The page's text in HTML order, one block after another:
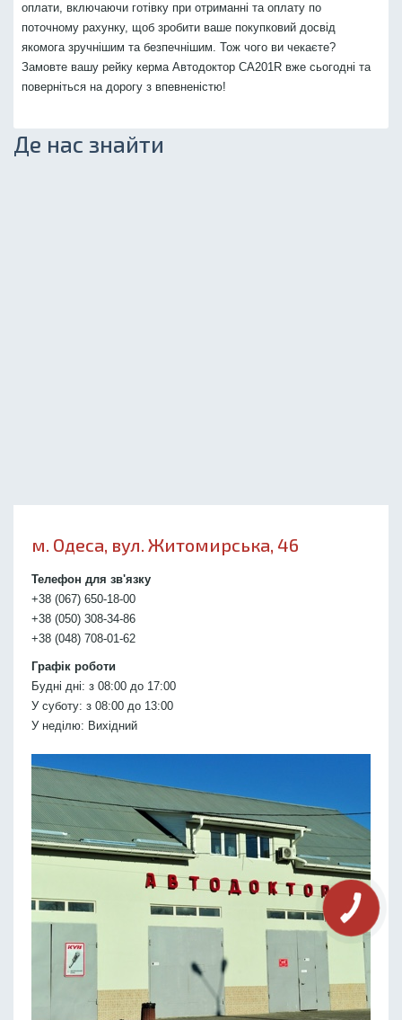
оплати, включаючи готівку при отриманні та оплату по
поточному рахунку, щоб зробити ваше покупковий досвід
якомога зручнішим та безпечнішим. Тож чого ви чекаєте?
Замовте вашу рейку керма Автодоктор CA201R вже сьогодні та
поверніться на дорогу з впевненістю!
Де нас знайти
м. Одеса, вул. Житомирська, 46
Телефон для зв'язку
+38 (067) 650-18-00
+38 (050) 308-34-86
+38 (048) 708-01-62
Графік роботи
Будні дні: з 08:00 до 17:00
У суботу: з 08:00 до 13:00
У неділю: Вихідний
КНОПКА
СВЯЗИ